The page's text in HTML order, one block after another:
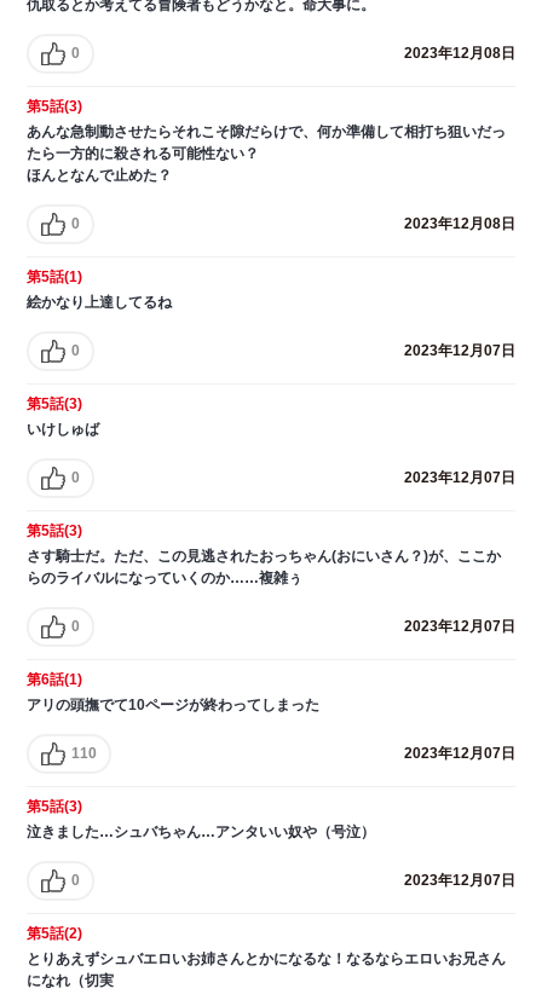
仇取るとか考えてる冒険者もどうかなと。命大事に。
0 2023年12月08日
第5話(3)
あんな急制動させたらそれこそ隙だらけで、何か準備して相打ち狙いだっ
たら一方的に殺される可能性ない？
ほんとなんで止めた？
0 2023年12月08日
第5話(1)
絵かなり上達してるね
0 2023年12月07日
第5話(3)
いけしゅば
0 2023年12月07日
第5話(3)
さす騎士だ。ただ、この見逃されたおっちゃん(おにいさん？)が、ここか
らのライバルになっていくのか……複雑ぅ
0 2023年12月07日
第6話(1)
アリの頭撫でて10ページが終わってしまった
110 2023年12月07日
第5話(3)
泣きました…シュバちゃん…アンタいい奴や（号泣）
0 2023年12月07日
第5話(2)
とりあえずシュバエロいお姉さんとかになるな！なるならエロいお兄さん
になれ（切実